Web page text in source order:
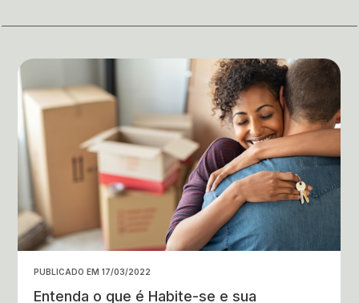
PUBLICADO EM 17/03/2022
Entenda o que é Habite-se e sua